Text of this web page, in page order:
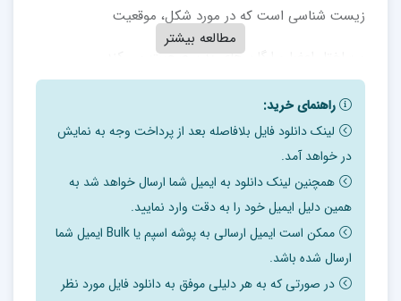
زیست شناسی است که در مورد شکل، موقعیت
و ساختار اعضا و ارگان های بدن صحبت می کند.
آناتومی به سه شاخه اصلی تقسیم می شود:
Macroscopic Anatomy (Gross Anatomy)
شاخه ای از آناتومی است که در آن اعضای بدن به صورت
ظاهری یا ماکروسکوپی و با چشم غیرمسلح مورد مطالعه قرار
می گیرند.
Microscopic Anatomy (Histology) یا بافت شناسی
مطالعه بیشتر
راهنمای خرید:
لینک دانلود فایل بلافاصله بعد از پرداخت وجه به نمایش
در خواهد آمد.
همچنین لینک دانلود به ایمیل شما ارسال خواهد شد به
همین دلیل ایمیل خود را به دقت وارد نمایید.
ممکن است ایمیل ارسالی به پوشه اسپم یا Bulk ایمیل شما
ارسال شده باشد.
در صورتی که به هر دلیلی موفق به دانلود فایل مورد نظر